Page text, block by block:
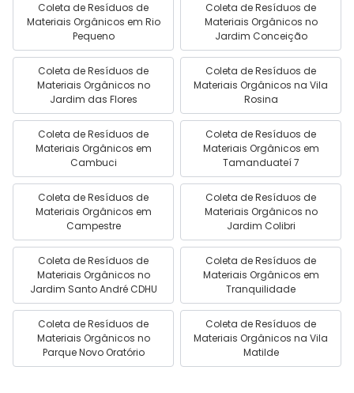
Coleta de Resíduos de
Materiais Orgânicos em Rio
Pequeno
Coleta de Resíduos de
Materiais Orgânicos no
Jardim Conceição
Coleta de Resíduos de
Materiais Orgânicos no
Jardim das Flores
Coleta de Resíduos de
Materiais Orgânicos na Vila
Rosina
Coleta de Resíduos de
Materiais Orgânicos em
Cambuci
Coleta de Resíduos de
Materiais Orgânicos em
Tamanduateí 7
Coleta de Resíduos de
Materiais Orgânicos em
Campestre
Coleta de Resíduos de
Materiais Orgânicos no
Jardim Colibri
Coleta de Resíduos de
Materiais Orgânicos no
Jardim Santo André CDHU
Coleta de Resíduos de
Materiais Orgânicos em
Tranquilidade
Coleta de Resíduos de
Materiais Orgânicos no
Parque Novo Oratório
Coleta de Resíduos de
Materiais Orgânicos na Vila
Matilde